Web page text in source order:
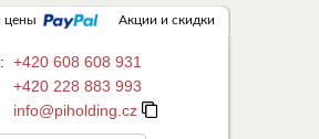
цены Акции и скидки
+420 608 608 931
+420 228 883 993